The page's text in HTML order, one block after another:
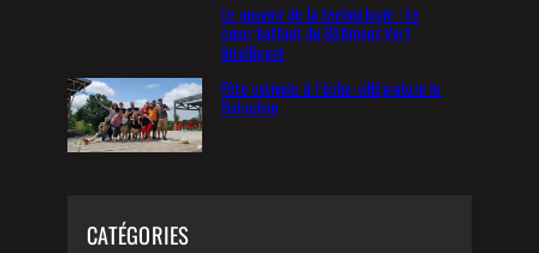
Le pouvoir de la technologie : Le
cœur battant du Bâtiment Vert
Intelligent
Fête estivale à l’écho-villégiature le
Baluchon
CATÉGORIES